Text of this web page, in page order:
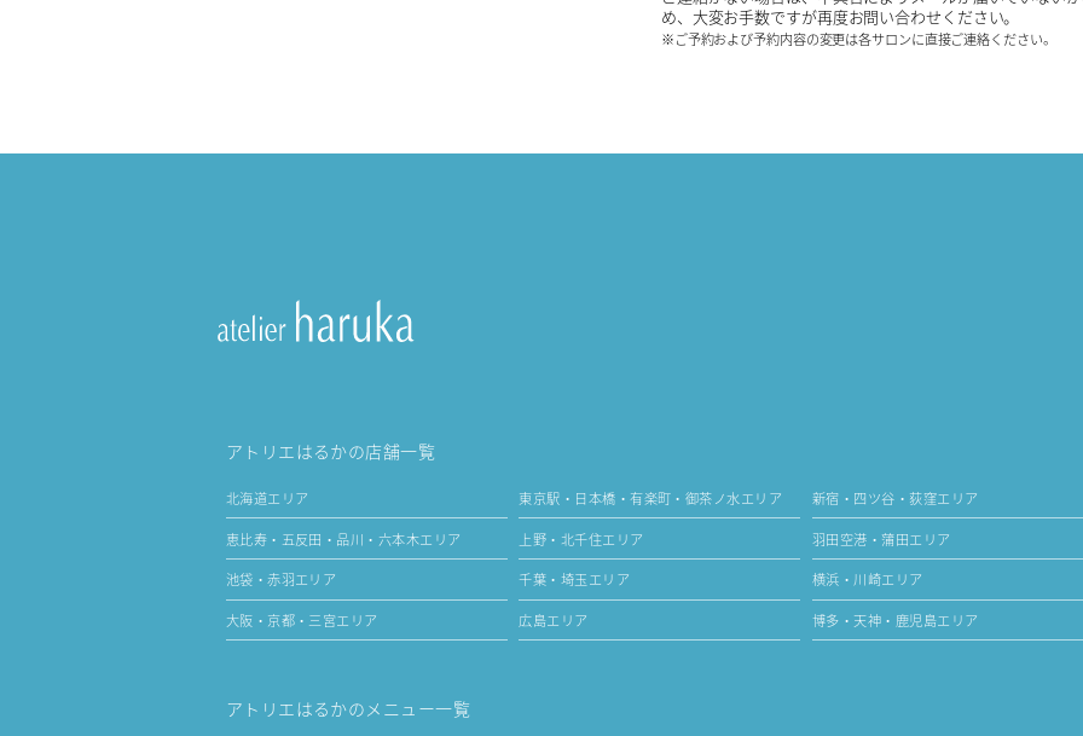
め、大変お手数ですが再度お問い合わせください。
※ご予約および予約内容の変更は各サロンに直接ご連絡ください。
アトリエはるかの店舗一覧
北海道エリア 東京駅・日本橋・有楽町・御茶ノ水エリア 新宿・四ツ谷・荻窪エリア
恵比寿・五反田・品川・六本木エリア 上野・北千住エリア 羽田空港・蒲田エリア
池袋・赤羽エリア 千葉・埼玉エリア 横浜・川崎エリア
大阪・京都・三宮エリア 広島エリア 博多・天神・鹿児島エリア
アトリエはるかのメニュー一覧